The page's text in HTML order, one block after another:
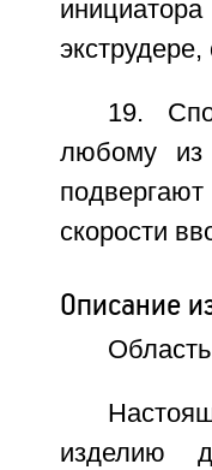
19.
любому
скорости
Описание
изделию